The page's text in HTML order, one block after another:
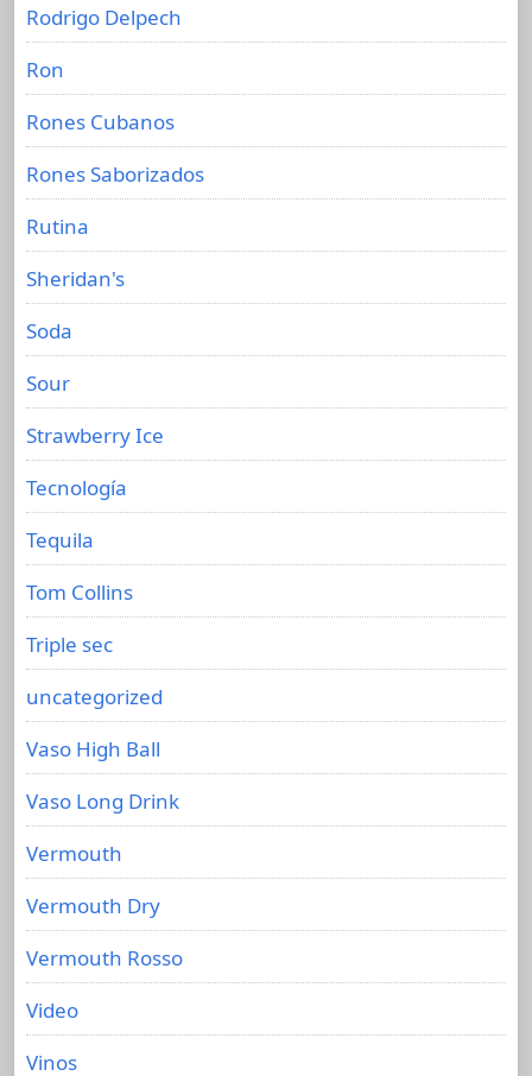
Rodrigo Delpech
Ron
Rones Cubanos
Rones Saborizados
Rutina
Sheridan's
Soda
Sour
Strawberry Ice
Tecnología
Tequila
Tom Collins
Triple sec
uncategorized
Vaso High Ball
Vaso Long Drink
Vermouth
Vermouth Dry
Vermouth Rosso
Video
Vinos